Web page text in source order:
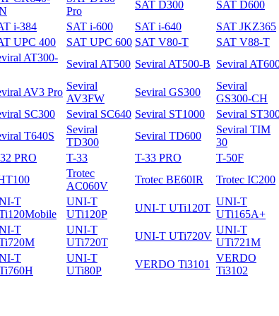
Pro
SAT D300 SAT D600
i-384 SAT i-600 SAT i-640 SAT JKZ365
UPC 400 SAT UPC 600 SAT V80-T SAT V88-T
AT300-
Seviral AT500 Seviral AT500-B Seviral
AV3 Pro
Seviral
AV3FW
Seviral GS300
Seviral
GS300-CH
SC300 Seviral SC640 Seviral ST1000 Seviral
T640S
Seviral
TD300
Seviral TD600
Seviral TIM
30
PRO T-33 T-33 PRO T-50F
Trotec
AC060V
Trotec BE60IR Trotec IC200
T
UNI-T
UTi120P
UNI-T UTi120T
UNI-T
UTi165A+
T
UNI-T
UTi720T
UNI-T UTi720V
UNI-T
UTi721M
T
UNI-T
UTi80P
VERDO Ti3101
VERDO
Ti3102